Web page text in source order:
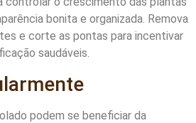
bonita e organizada. Remova
e corte as pontas para incentivar
saudáveis.
podem se beneficiar da